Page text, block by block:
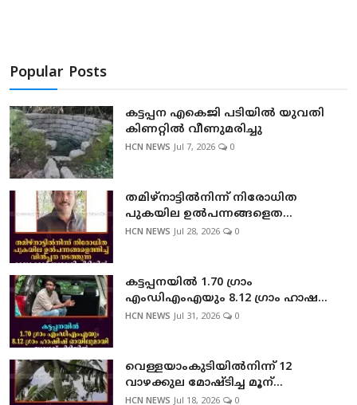
Popular Posts
കട്ടപ്പന എകെജി പടിയിൽ യുവതി
കിണറ്റിൽ വീണുമരിച്ചു
HCN NEWS Jul 7, 2026 0
തമിഴ്നാട്ടില്‍നിന്ന് നിരോധിത
പുകയില ഉല്‍പന്നങ്ങളെത...
HCN NEWS Jul 28, 2026 0
കട്ടപ്പനയില്‍ 1.70 ഗ്രാം
എംഡിഎംഎയും 8.12 ഗ്രാം ഹാഷ...
HCN NEWS Jul 31, 2026 0
വെള്ളയാംകുടിയില്‍നിന്ന് 12
വാഴക്കുല മോഷ്ടിച്ച മൂന്...
HCN NEWS Jul 18, 2026 0